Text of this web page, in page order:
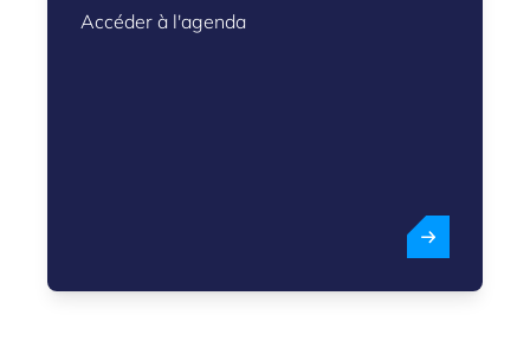
Accéder à l'agenda